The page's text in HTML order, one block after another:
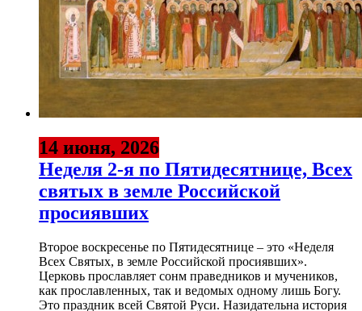
14 июня, 2026
Неделя 2-я по Пятидесятнице, Всех
святых в земле Российской
просиявших
Второе воскресенье по Пятидесятнице – это «Неделя
Всех Святых, в земле Российской просиявших».
Церковь прославляет сонм праведников и мучеников,
как прославленных, так и ведомых одному лишь Богу.
Это праздник всей Святой Руси. Назидательна история